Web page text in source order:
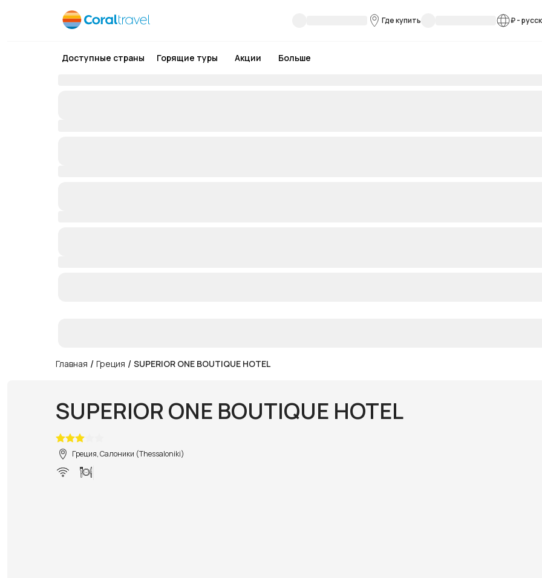
Где купить ₽-
Доступные страны Горящие туры Акции Больше
Главная / Греция / SUPERIOR ONE BOUTIQUE HOTEL
SUPERIOR ONE BOUTIQUE HOTEL
Греция, Салоники (Thessaloniki)